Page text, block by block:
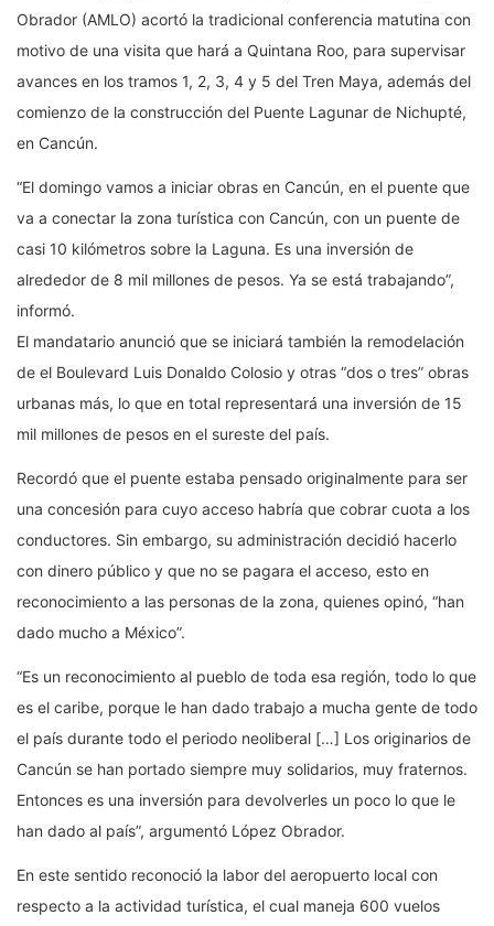
Obrador (AMLO) acortó la tradicional conferencia matutina con
motivo de una visita que hará a Quintana Roo, para supervisar
avances en los tramos 1, 2, 3, 4 y 5 del Tren Maya, además del
comienzo de la construcción del Puente Lagunar de Nichupté,
en Cancún.
“El domingo vamos a iniciar obras en Cancún, en el puente que
va a conectar la zona turística con Cancún, con un puente de
casi 10 kilómetros sobre la Laguna. Es una inversión de
alrededor de 8 mil millones de pesos. Ya se está trabajando”,
informó.
El mandatario anunció que se iniciará también la remodelación
de el Boulevard Luis Donaldo Colosio y otras “dos o tres” obras
urbanas más, lo que en total representará una inversión de 15
mil millones de pesos en el sureste del país.
Recordó que el puente estaba pensado originalmente para ser
una concesión para cuyo acceso habría que cobrar cuota a los
conductores. Sin embargo, su administración decidió hacerlo
con dinero público y que no se pagara el acceso, esto en
reconocimiento a las personas de la zona, quienes opinó, “han
dado mucho a México”.
“Es un reconocimiento al pueblo de toda esa región, todo lo que
es el caribe, porque le han dado trabajo a mucha gente de todo
el país durante todo el periodo neoliberal […] Los originarios de
Cancún se han portado siempre muy solidarios, muy fraternos.
Entonces es una inversión para devolverles un poco lo que le
han dado al país”, argumentó López Obrador.
En este sentido reconoció la labor del aeropuerto local con
respecto a la actividad turística, el cual maneja 600 vuelos